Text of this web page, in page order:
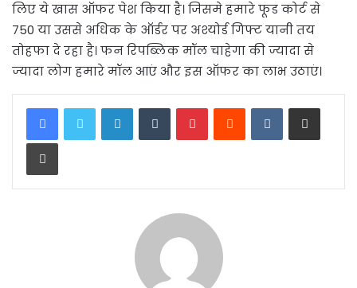
लिए ये खास ऑफर पेश किया है। जिसमे हमारे फूड कोर्ट से
750 या उससे अधिक के ऑर्डर पर अश्योर्ड गिफ्ट यानी तय
तोहफा दे रहा है। फन रिपब्लिक मॉल चाहेगा की ज्यादा से
ज्यादा लोग हमारे मॉल आएं और इस ऑफर का लाभ उठाएं।
LinkedInTumblrPinterestReddit VKontakteShare via Email
Print